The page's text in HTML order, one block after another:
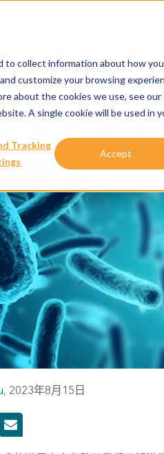
to collect information about how
customize your browsing
about the cookies we use, see our
A single cookie will be used in
Tracking
Accept
因组测序和分
, 2023年8月15日